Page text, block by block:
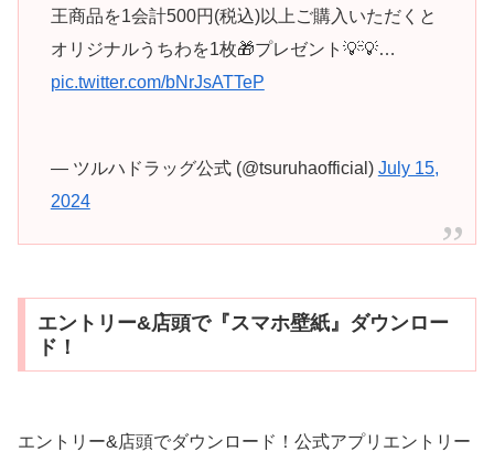
王商品を1会計500円(税込)以上ご購入いただくと
オリジナルうちわを1枚🎁プレゼント💡💡…
pic.twitter.com/bNrJsATTeP
— ツルハドラッグ公式 (@tsuruhaofficial) July 15,
2024
エントリー&店頭で『スマホ壁紙』ダウンロー
ド！
エントリー&店頭でダウンロード！公式アプリエントリー